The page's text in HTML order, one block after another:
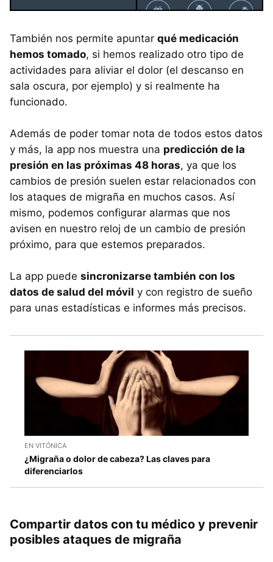
También nos permite apuntar qué medicación
hemos tomado, si hemos realizado otro tipo de
actividades para aliviar el dolor (el descanso en
sala oscura, por ejemplo) y si realmente ha
funcionado.
Además de poder tomar nota de todos estos datos
y más, la app nos muestra una predicción de la
presión en las próximas 48 horas, ya que los
cambios de presión suelen estar relacionados con
los ataques de migraña en muchos casos. Así
mismo, podemos configurar alarmas que nos
avisen en nuestro reloj de un cambio de presión
próximo, para que estemos preparados.
La app puede sincronizarse también con los
datos de salud del móvil y con registro de sueño
para unas estadísticas e informes más precisos.
EN VITÓNICA
¿Migraña o dolor de cabeza? Las claves para
diferenciarlos
Compartir datos con tu médico y prevenir
posibles ataques de migraña